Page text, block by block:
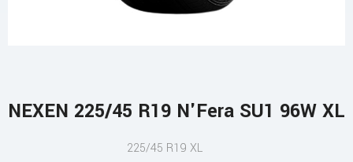
NEXEN 225/45 R19 N'Fera SU1 96W XL
225/45 R19 XL